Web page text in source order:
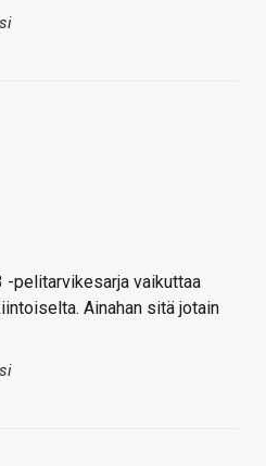
-pelitarvikesarja vaikuttaa
Ainahan sitä jotain